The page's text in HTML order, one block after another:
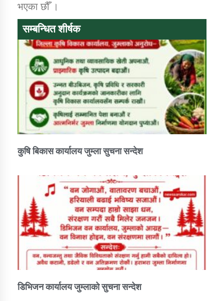
भएका छौँ ।
सम्बन्धित शीर्षक
कुषि बिकास कार्यालय जुम्ला सुचना सन्देश
डिभिजन कार्यालय जुम्लाको सुचना सन्देश